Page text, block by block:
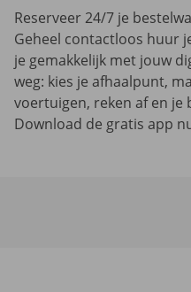
Reserveer 24/7 je
Geheel contactloos huur
je gemakkelijk met jouw
weg: kies je afhaalpunt,
voertuigen, reken af en je
Download de gratis app